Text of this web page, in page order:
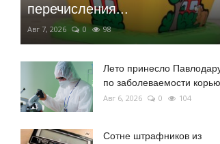
перечисления...
Авг 7, 2026 0 98
Лето принесло
по заболеваемости корью
Авг 6, 2026 0 104
Сотне штрафников из